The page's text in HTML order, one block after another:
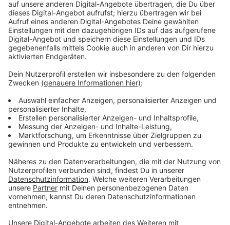
Tagesmutter hier im Westmünsterland hat sie sich
seit Beginn des Krieges eine Kette von helfenden
Händen aufgebaut, um sicher zu stellen, dass alle
Spenden in der Ukraine ankommen. Halyna ist jetzt
schon sehr dankbar für alle Spenden die sie durch die
konnte und hofft auch jetzt zum Winter auf viel
gesammelt:
Generatoren
Ferngläser, Helme
Warme Herren Kleidung (Jacken, Hosen, Schuhe)
Handschuhe
Knieschützer
Zelte, Schlafsäcke, Isomatten
Funktionswäsche,
Unterwäsche, Tshirts (L-XXL), warme Socken